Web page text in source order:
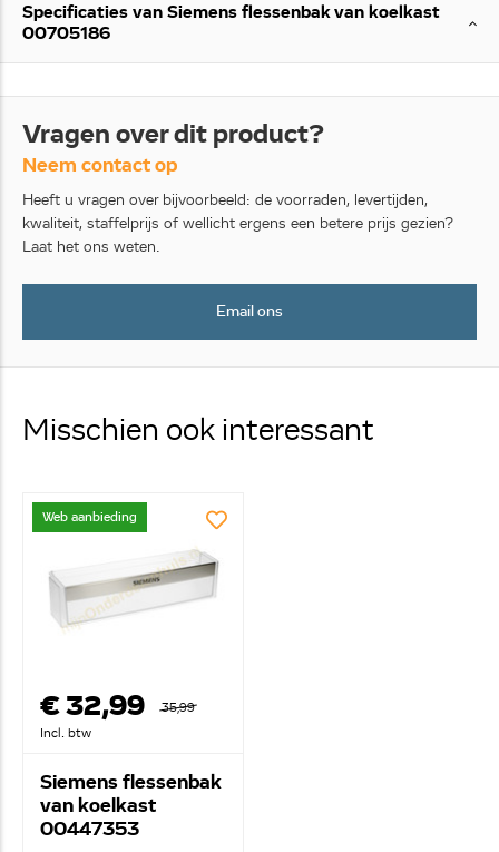
Specificaties van Siemens flessenbak van koelkast
00705186
Vragen over dit product?
Neem contact op
Heeft u vragen over bijvoorbeeld: de voorraden, levertijden,
kwaliteit, staffelprijs of wellicht ergens een betere prijs gezien?
Laat het ons weten.
Email ons
Misschien ook interessant
Web aanbieding
€ 32,99
35,99
Incl. btw
Siemens flessenbak
van koelkast
00447353